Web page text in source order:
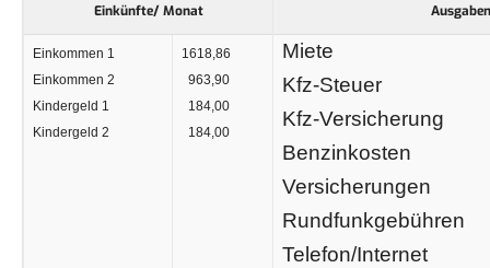
Einkünfte/ Monat
Einkommen 1
Einkommen 2
Kindergeld 1
Kindergeld 2
1618,86
963,90
184,00
184,00
Miete
Kfz-Steuer
Kfz-Versicherung
Benzinkosten
Versicherungen
Rundfunkgebühren
Telefon/Internet